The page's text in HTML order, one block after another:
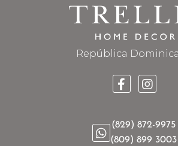
República
(829) 872-9975
(809) 899 3003